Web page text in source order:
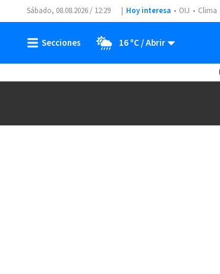
Sábado, 08.08.2026 / 12:29 Hoy interesa OIJ Clima
16 ºC